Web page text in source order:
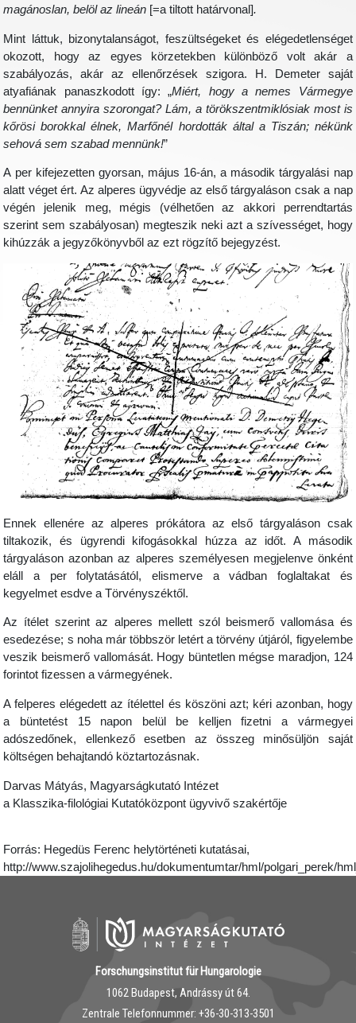
magánoslan, belöl az lineán [=a tiltott határvonal].
Mint láttuk, bizonytalanságot, feszültségeket és elégedetlenséget
okozott, hogy az egyes körzetekben különböző volt akár a
szabályozás, akár az ellenőrzések szigora. H. Demeter saját
atyafiának panaszkodott így: „Miért, hogy a nemes Vármegye
bennünket annyira szorongat? Lám, a törökszentmiklósiak most is
kőrösi borokkal élnek, Marfőnél hordották által a Tiszán; nékünk
sehová sem szabad mennünk!”
A per kifejezetten gyorsan, május 16-án, a második tárgyalási nap
alatt véget ért. Az alperes ügyvédje az első tárgyaláson csak a nap
végén jelenik meg, mégis (vélhetően az akkori perrendtartás
szerint sem szabályosan) megteszik neki azt a szívességet, hogy
kihúzzák a jegyzőkönyvből az ezt rögzítő bejegyzést.
Ennek ellenére az alperes prókátora az első tárgyaláson csak
tiltakozik, és ügyrendi kifogásokkal húzza az időt. A második
tárgyaláson azonban az alperes személyesen megjelenve önként
eláll a per folytatásától, elismerve a vádban foglaltakat és
kegyelmet esdve a Törvényszéktől.
Az ítélet szerint az alperes mellett szól beismerő vallomása és
esedezése; s noha már többször letért a törvény útjáról, figyelembe
veszik beismerő vallomását. Hogy büntetlen mégse maradjon, 124
forintot fizessen a vármegyének.
A felperes elégedett az ítélettel és köszöni azt; kéri azonban, hogy
a büntetést 15 napon belül be kelljen fizetni a vármegyei
adószedőnek, ellenkező esetben az összeg minősüljön saját
költségen behajtandó köztartozásnak.
Darvas Mátyás, Magyarságkutató Intézet
a Klasszika-filológiai Kutatóközpont ügyvivő szakértője
Forrás: Hegedüs Ferenc helytörténeti kutatásai,
http://www.szajolihegedus.hu/dokumentumtar/hml/polgari_perek/
Forschungsinstitut für Hungarologie
1062 Budapest, Andrássy út 64.
Zentrale Telefonnummer: ‭+36-30-313-3501